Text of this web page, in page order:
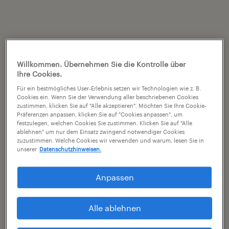
Willkommen. Übernehmen Sie die Kontrolle über
Ihre Cookies.
Für ein bestmögliches User-Erlebnis setzen wir Technologien wie z. B.
Cookies ein. Wenn Sie der Verwendung aller beschriebenen Cookies
zustimmen, klicken Sie auf "Alle akzeptieren". Möchten Sie Ihre Cookie-
Präferenzen anpassen, klicken Sie auf "Cookies anpassen", um
festzulegen, welchen Cookies Sie zustimmen. Klicken Sie auf "Alle
ablehnen" um nur dem Einsatz zwingend notwendiger Cookies
zuzustimmen. Welche Cookies wir verwenden und warum, lesen Sie in
unserer Datenschutzhinweisen.
Anpassen
Alle ablehnen